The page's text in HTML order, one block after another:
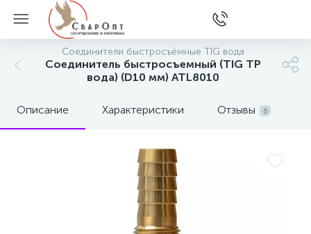
Соединители быстросъёмные TIG вода
Соединитель быстросъемный (TIG TP
вода) (D10 мм) ATL8010
Описание Характеристики Отзывы 6